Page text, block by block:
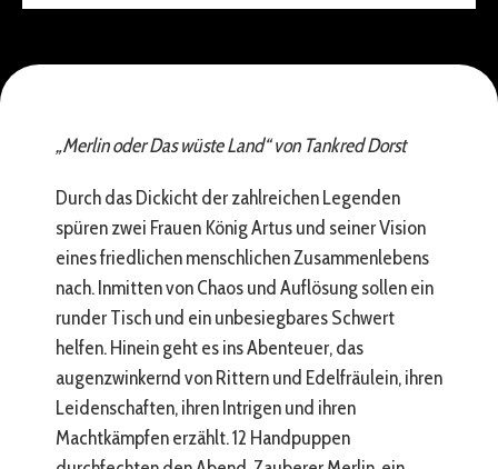
„Merlin oder Das wüste Land“ von Tankred Dorst
Durch das Dickicht der zahlreichen Legenden
spüren zwei Frauen König Artus und seiner Vision
eines friedlichen menschlichen Zusammenlebens
nach. Inmitten von Chaos und Auflösung sollen ein
runder Tisch und ein unbesiegbares Schwert
helfen. Hinein geht es ins Abenteuer, das
augenzwinkernd von Rittern und Edelfräulein, ihren
Leidenschaften, ihren Intrigen und ihren
Machtkämpfen erzählt. 12 Handpuppen